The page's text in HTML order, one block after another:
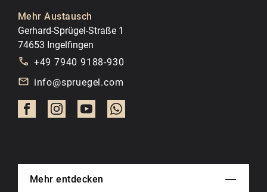
Mehr Austausch
Gerhard-Sprügel-Straße 1
74653 Ingelfingen
+49 7940 9188-930
info@spruegel.com
Mehr entdecken